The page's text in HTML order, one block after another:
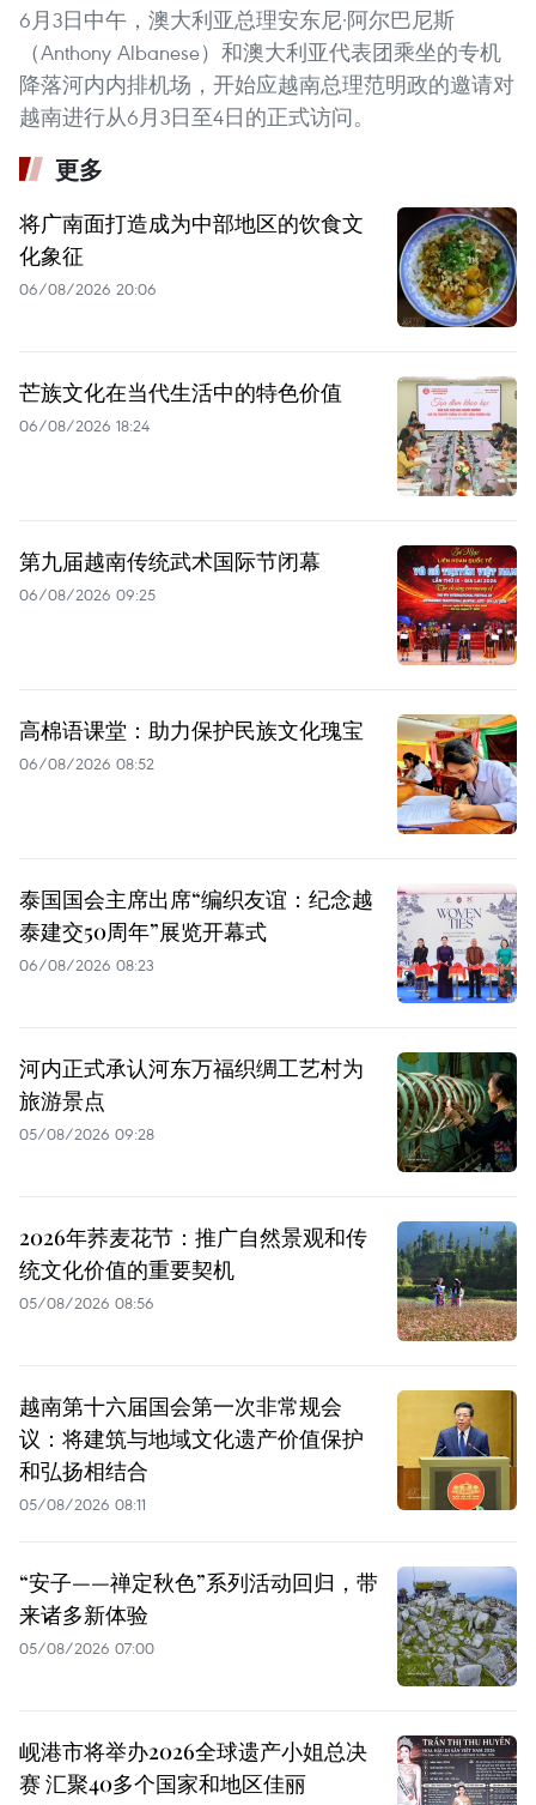
6月3日中午，澳大利亚总理安东尼·阿尔巴尼斯
（Anthony Albanese）和澳大利亚代表团乘坐的专机
降落河内内排机场，开始应越南总理范明政的邀请对
越南进行从6月3日至4日的正式访问。
更多
将广南面打造成为中部地区的饮食文
化象征
06/08/2026 20:06
芒族文化在当代生活中的特色价值
06/08/2026 18:24
第九届越南传统武术国际节闭幕
06/08/2026 09:25
高棉语课堂：助力保护民族文化瑰宝
06/08/2026 08:52
泰国国会主席出席“编织友谊：纪念越
泰建交50周年”展览开幕式
06/08/2026 08:23
河内正式承认河东万福织绸工艺村为
旅游景点
05/08/2026 09:28
2026年荞麦花节：推广自然景观和传
统文化价值的重要契机
05/08/2026 08:56
越南第十六届国会第一次非常规会
议：将建筑与地域文化遗产价值保护
和弘扬相结合
05/08/2026 08:11
“安子——禅定秋色”系列活动回归，带
来诸多新体验
05/08/2026 07:00
岘港市将举办2026全球遗产小姐总决
赛 汇聚40多个国家和地区佳丽